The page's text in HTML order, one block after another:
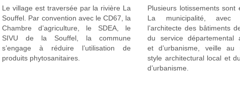
Le village est traversée par la rivière La
Souffel. Par convention avec le CD67, la
Chambre d’agriculture, le SDEA, le
SIVU de la Souffel, la commune
s’engage à réduire l’utilisation de
produits phytosanitaires.
Plusieurs lotissements sont
La municipalité, avec
l’architecte des bâtiments
du service départemental
et d’urbanisme, veille au
style architectural local et
d’urbanisme.